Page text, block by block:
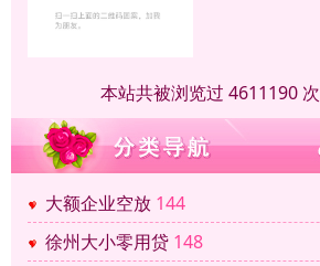
本站共被浏览过 4611190 次
大额企业空放 144
徐州大小零用贷 148